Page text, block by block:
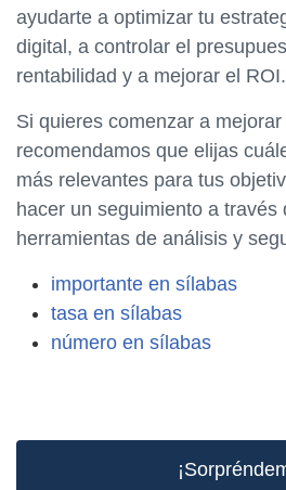
ayudarte a optimizar tu
digital, a controlar el
rentabilidad y a mejorar el ROI.
Si quieres comenzar a
recomendamos que elijas
más relevantes para tus
hacer un seguimiento a través
herramientas de análisis y
importante en sílabas
tasa en sílabas
número en sílabas